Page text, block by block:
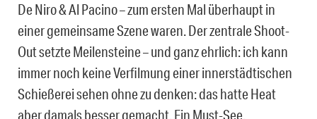
De Niro & Al Pacino – zum ersten Mal überhaupt in
einer gemeinsame Szene waren. Der zentrale Shoot-
Out setzte Meilensteine – und ganz ehrlich: ich kann
immer noch keine Verfilmung einer innerstädtischen
Schießerei sehen ohne zu denken: das hatte Heat
aber damals besser gemacht. Ein Must-See.